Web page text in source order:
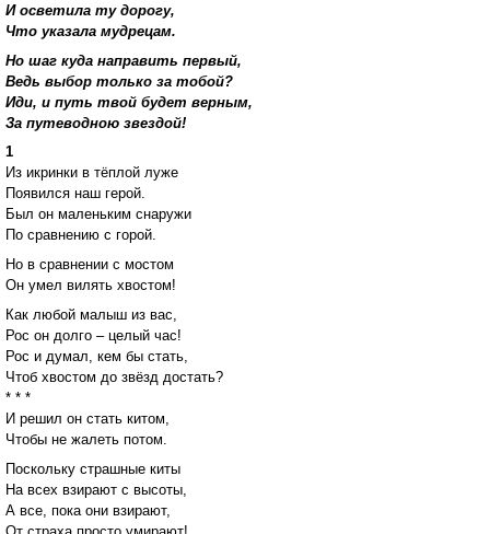
И осветила ту дорогу,
Что указала мудрецам.
Но шаг куда направить первый,
Ведь выбор только за тобой?
Иди, и путь твой будет верным,
За путеводною звездой!
1
Из икринки в тёплой луже
Появился наш герой.
Был он маленьким снаружи
По сравнению с горой.
Но в сравнении с мостом
Он умел вилять хвостом!
Как любой малыш из вас,
Рос он долго – целый час!
Рос и думал, кем бы стать,
Чтоб хвостом до звёзд достать?
* * *
И решил он стать китом,
Чтобы не жалеть потом.
Поскольку страшные киты
На всех взирают с высоты,
А все, пока они взирают,